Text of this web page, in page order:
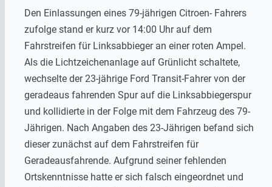
Den Einlassungen eines 79-jährigen Citroen- Fahrers
zufolge stand er kurz vor 14:00 Uhr auf dem
Fahrstreifen für Linksabbieger an einer roten Ampel.
Als die Lichtzeichenanlage auf Grünlicht schaltete,
wechselte der 23-jährige Ford Transit-Fahrer von der
geradeaus fahrenden Spur auf die Linksabbiegerspur
und kollidierte in der Folge mit dem Fahrzeug des 79-
Jährigen. Nach Angaben des 23-Jährigen befand sich
dieser zunächst auf dem Fahrstreifen für
Geradeausfahrende. Aufgrund seiner fehlenden
Ortskenntnisse hatte er sich falsch eingeordnet und